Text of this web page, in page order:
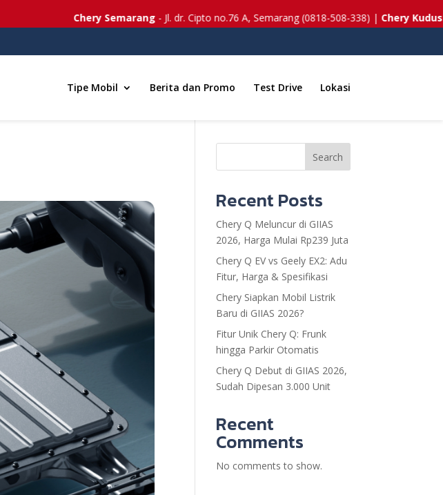
Tipe Mobil Berita dan Promo Test Drive Lokasi
Chery Semarang- Jl. dr. Cipto no.76 A, Semarang (0818-508-338) |Chery Kudus- Jl.
Search
Recent Posts
Chery Q Meluncur di GIIAS
2026, Harga Mulai Rp239 Juta
Chery Q EV vs Geely EX2: Adu
Fitur, Harga & Spesifikasi
Chery Siapkan Mobil Listrik
Baru di GIIAS 2026?
Fitur Unik Chery Q: Frunk
hingga Parkir Otomatis
Chery Q Debut di GIIAS 2026,
Sudah Dipesan 3.000 Unit
Recent
Comments
No comments to show.